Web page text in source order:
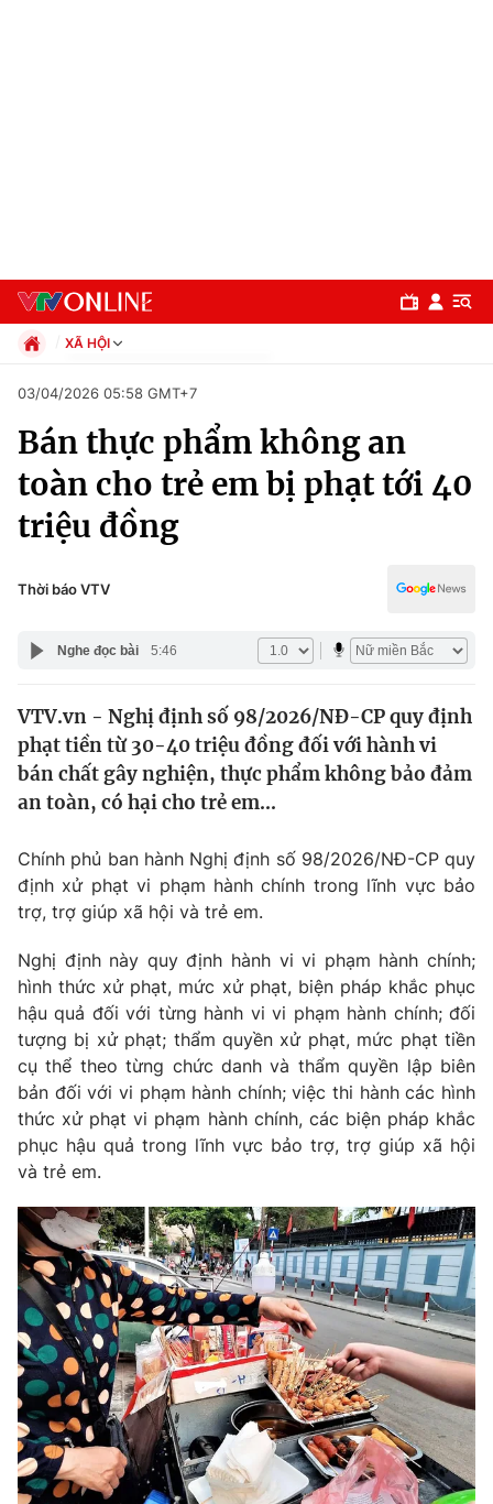
Chuyên mục
Chính trị
Thế giới
Tin tức
Câu chuyện quốc tế
Tài chính
Thị trường
Góc doanh nghiệp
Dữ liệu và đời sống
Truyền hình
Phim VTV
Hậu trường
Nhân vật
Khán giả
Giải sao mai
Giải trí
Điện ảnh
Âm nhạc
Sao
Đời sống
Du lịch
Làm đẹp
Chất lượng cuộc sống
Giáo dục
Tuyển sinh
Học trực tuyến
Công nghệ
Hitech Công nghệ tương lai
Sản phẩm
Thị trường
Tư vấn
Giao lưu trực tuyến
Lịch phát sóng
Chuyên mục khác
Emagazine Podcast
XÃ HỘI
Xã hội
Pháp luật
Kinh tế
Thể thao
Truyền hình
Văn hóa - Giải trí
Giáo dục
03/04/2026 05:58 GMT+7
Bán thực phẩm không an
toàn cho trẻ em bị phạt tới 40
triệu đồng
Thời báo VTV
Nghe đọc bài 5:46
VTV.vn - Nghị định số 98/2026/NĐ-CP quy định
phạt tiền từ 30-40 triệu đồng đối với hành vi
bán chất gây nghiện, thực phẩm không bảo đảm
an toàn, có hại cho trẻ em...
Chính phủ ban hành Nghị định số 98/2026/NĐ-CP quy
định xử phạt vi phạm hành chính trong lĩnh vực bảo
trợ, trợ giúp xã hội và trẻ em.
Nghị định này quy định hành vi vi phạm hành chính;
hình thức xử phạt, mức xử phạt, biện pháp khắc phục
hậu quả đối với từng hành vi vi phạm hành chính; đối
tượng bị xử phạt; thẩm quyền xử phạt, mức phạt tiền
cụ thể theo từng chức danh và thẩm quyền lập biên
bản đối với vi phạm hành chính; việc thi hành các hình
thức xử phạt vi phạm hành chính, các biện pháp khắc
phục hậu quả trong lĩnh vực bảo trợ, trợ giúp xã hội
và trẻ em.